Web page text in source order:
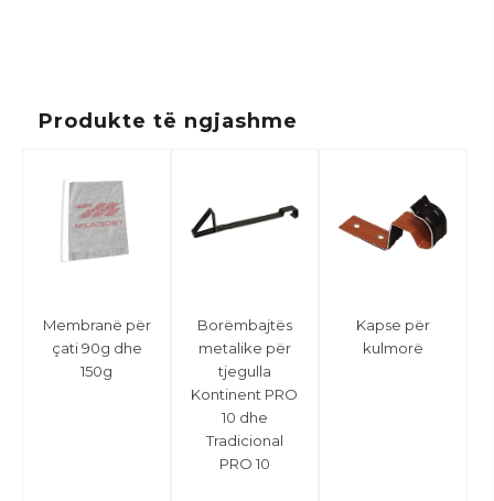
Produkte të ngjashme
Membranë për
çati 90g dhe
150g
Borëmbajtës
metalike për
tjegulla
Kontinent PRO
10 dhe
Tradicional
PRO 10
Kapse për
kulmorë